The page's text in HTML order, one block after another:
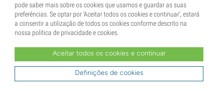
A técnica sous vide não serve apenas para preparar um
bife no ponto ideal; está a tornar-se cada vez mais
popular para descarboxilar cannabis. Graças ao
aparecimento de circuladores de imersão...
pode saber mais sobre os cookies que usamos e guardar as suas
preferências. Se optar por 'Aceitar todos os cookies e continuar', estará
a consentir a utilização de todos os cookies conforme descrito na
nossa política de privacidade e cookies.
Aceitar todos os cookies e continuar
Definições de cookies